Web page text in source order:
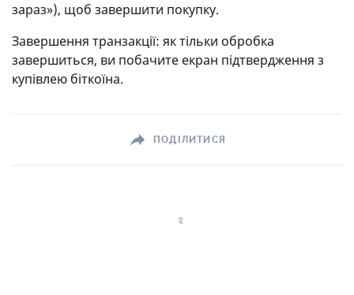
зараз»), щоб завершити покупку.
Завершення транзакції: як тільки обробка
завершиться, ви побачите екран підтвердження з
купівлею біткоїна.
ПОДІЛИТИСЯ